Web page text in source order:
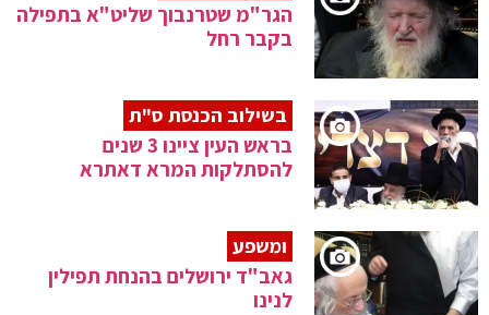
הגר"מ שטרנבוך שליט"א בתפילה
בקבר רחל
בשילוב הכנסת ס"ת
בראש העין ציינו 3 שנים
להסתלקות המרא דאתרא
ומשפע
גאב"ד ירושלים בהנחת תפילין
לנינו